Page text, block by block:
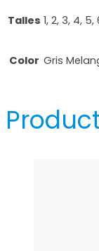
Talles 1, 2, 3, 4, 5,
Color Gris